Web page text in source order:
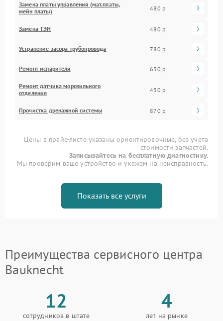
Замена платы управления (мат.платы,
мейн платы)
480 р
Замена ТЭН 480 р
Устранение засора трубопровода 780 р
Ремонт испарителя 630 р
Ремонт датчика морозильного
отделения
430 р
Прочистка дренажной системы 870 р
Цены в прайс-листе указаны ориентировочные, без учета
стоимости запчастей.
Записывайтесь на бесплатную диагностику.
Мы проверим ваше устройство и укажем на неисправность.
Показать все услуги
Преимущества сервисного центра
Bauknecht
12
сотрудников в штате
4
лет на рынке